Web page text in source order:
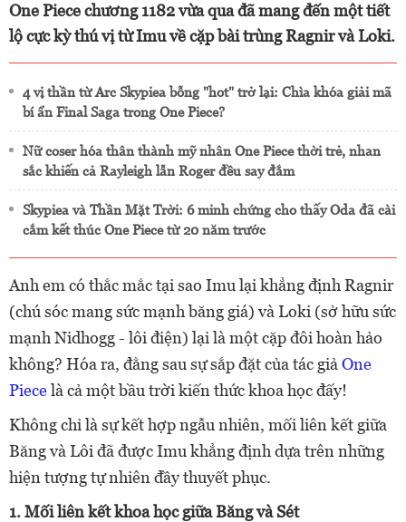
One Piece chương 1182 vừa qua đã mang đến một tiết
lộ cực kỳ thú vị từ Imu về cặp bài trùng Ragnir và Loki.
4 vị thần từ Arc Skypiea bỗng "hot" trở lại: Chìa khóa giải mã
bí ẩn Final Saga trong One Piece?
Nữ coser hóa thân thành mỹ nhân One Piece thời trẻ, nhan
sắc khiến cả Rayleigh lẫn Roger đều say đắm
Skypiea và Thần Mặt Trời: 6 minh chứng cho thấy Oda đã cài
cắm kết thúc One Piece từ 20 năm trước
Anh em có thắc mắc tại sao Imu lại khẳng định Ragnir
(chú sóc mang sức mạnh băng giá) và Loki (sở hữu sức
mạnh Nidhogg - lôi điện) lại là một cặp đôi hoàn hảo
không? Hóa ra, đằng sau sự sắp đặt của tác giả One
Piecelà cả một bầu trời kiến thức khoa học đấy!
Không chỉ là sự kết hợp ngẫu nhiên, mối liên kết giữa
Băng và Lôi đã được Imu khẳng định dựa trên những
hiện tượng tự nhiên đầy thuyết phục.
1. Mối liên kết khoa học giữa Băng và Sét